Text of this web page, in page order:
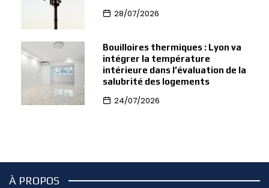
28/07/2026
Bouilloires thermiques : Lyon va
intégrer la température
intérieure dans l’évaluation de la
salubrité des logements
24/07/2026
À PROPOS